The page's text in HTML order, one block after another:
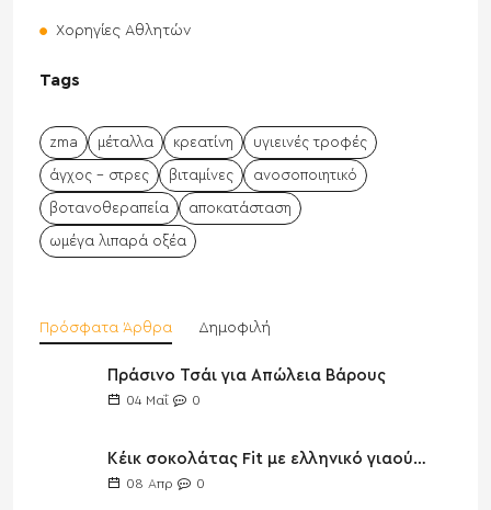
Χορηγίες Αθλητών
Tags
zma μέταλλα κρεατίνη υγιεινές τροφές
άγχος - στρες βιταμίνες ανοσοποιητικό
βοτανοθεραπεία αποκατάσταση
ωμέγα λιπαρά οξέα
Πρόσφατα Άρθρα Δημοφιλή
Πράσινο Τσάι για Απώλεια Βάρους
04 Μαΐ 0
Κέικ σοκολάτας Fit με ελληνικό γιαούρτι
08 Απρ 0